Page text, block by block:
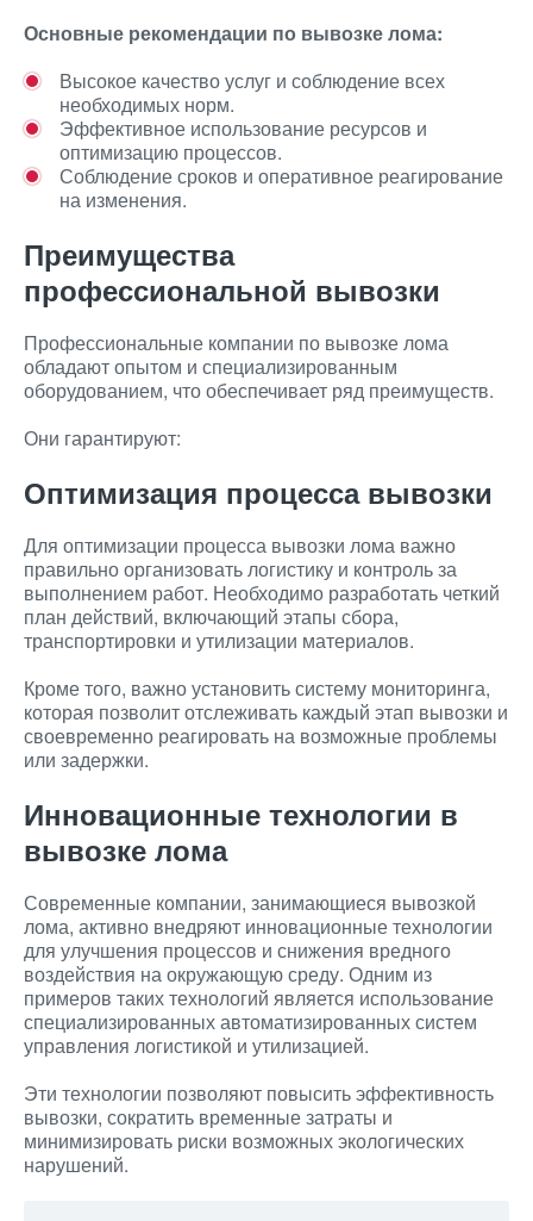
Основные рекомендации по вывозке лома:
Высокое качество услуг и соблюдение всех
необходимых норм.
Эффективное использование ресурсов и
оптимизацию процессов.
Соблюдение сроков и оперативное реагирование
на изменения.
Преимущества
профессиональной вывозки
Профессиональные компании по вывозке лома
обладают опытом и специализированным
оборудованием, что обеспечивает ряд преимуществ.
Они гарантируют:
Оптимизация процесса вывозки
Для оптимизации процесса вывозки лома важно
правильно организовать логистику и контроль за
выполнением работ. Необходимо разработать четкий
план действий, включающий этапы сбора,
транспортировки и утилизации материалов.
Кроме того, важно установить систему мониторинга,
которая позволит отслеживать каждый этап вывозки и
своевременно реагировать на возможные проблемы
или задержки.
Инновационные технологии в
вывозке лома
Современные компании, занимающиеся вывозкой
лома, активно внедряют инновационные технологии
для улучшения процессов и снижения вредного
воздействия на окружающую среду. Одним из
примеров таких технологий является использование
специализированных автоматизированных систем
управления логистикой и утилизацией.
Эти технологии позволяют повысить эффективность
вывозки, сократить временные затраты и
минимизировать риски возможных экологических
нарушений.